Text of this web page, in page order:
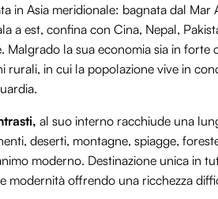
in Asia meridionale: bagnata dal Mar
a est, confina con Cina, Nepal,
Malgrado la sua economia sia in
rurali, in cui la popolazione vive in
al suo interno racchiude una
deserti, montagne, spiagge,
moderno. Destinazione unica in
modernità offrendo una ricchezza